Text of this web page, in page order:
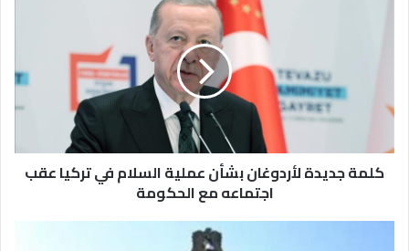
في
عقب
اجتماعه
كلمة جديدة لأردوغان بشأن عملية السلام في تركيا عقب
اجتماعه مع الحكومة